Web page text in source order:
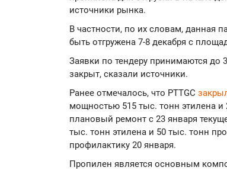
источники рынка.
В частности, по их словам, данная
быть отгружена 7-8 декабря с
Заявки по тендеру принимаются до
закрыт, сказали источники.
Ранее отмечалось, что PTTGC
мощностью 515 тыс. тонн этилена
плановый ремонт с 23 января
тыс. тонн этилена и 50 тыс. тонн
профилактику 20 января.
Пропилен является основным